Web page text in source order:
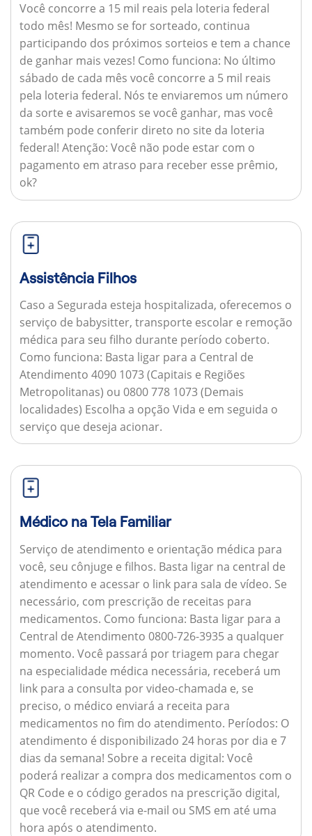
Você concorre a 15 mil reais pela loteria federal
todo mês! Mesmo se for sorteado, continua
participando dos próximos sorteios e tem a chance
de ganhar mais vezes! Como funciona: No último
sábado de cada mês você concorre a 5 mil reais
pela loteria federal. Nós te enviaremos um número
da sorte e avisaremos se você ganhar, mas você
também pode conferir direto no site da loteria
federal! Atenção: Você não pode estar com o
pagamento em atraso para receber esse prêmio,
ok?
Assistência Filhos
Caso a Segurada esteja hospitalizada, oferecemos o
serviço de babysitter, transporte escolar e remoção
médica para seu filho durante período coberto.
Como funciona: Basta ligar para a Central de
Atendimento 4090 1073 (Capitais e Regiões
Metropolitanas) ou 0800 778 1073 (Demais
localidades) Escolha a opção Vida e em seguida o
serviço que deseja acionar.
Médico na Tela Familiar
Serviço de atendimento e orientação médica para
você, seu cônjuge e filhos. Basta ligar na central de
atendimento e acessar o link para sala de vídeo. Se
necessário, com prescrição de receitas para
medicamentos. Como funciona: Basta ligar para a
Central de Atendimento 0800-726-3935 a qualquer
momento. Você passará por triagem para chegar
na especialidade médica necessária, receberá um
link para a consulta por video-chamada e, se
preciso, o médico enviará a receita para
medicamentos no fim do atendimento. Períodos: O
atendimento é disponibilizado 24 horas por dia e 7
dias da semana! Sobre a receita digital: Você
poderá realizar a compra dos medicamentos com o
QR Code e o código gerados na prescrição digital,
que você receberá via e-mail ou SMS em até uma
hora após o atendimento.